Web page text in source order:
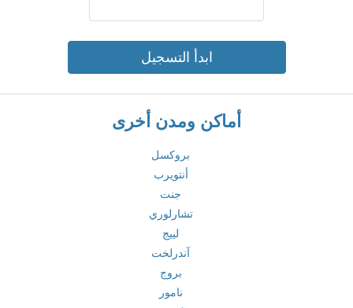
ابدأ التسجيل
أماكن ومدن أخرى
بروكسل
أنتويرب
جنت
تشارلوري
لييج
آندرلخت
بروج
نامور